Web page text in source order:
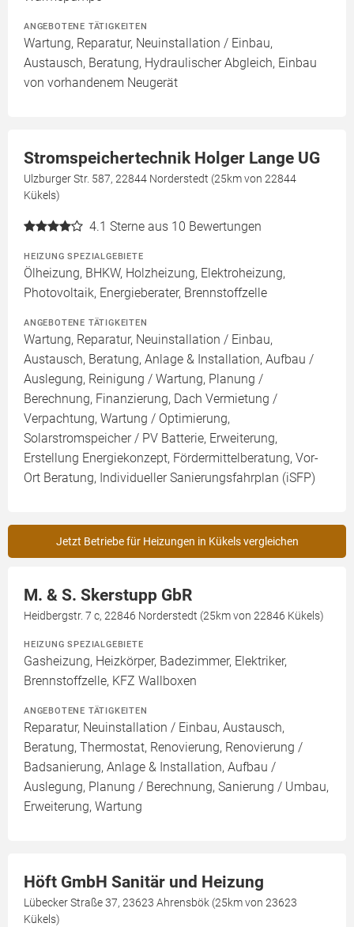
ANGEBOTENE TÄTIGKEITEN
Wartung, Reparatur, Neuinstallation / Einbau,
Austausch, Beratung, Hydraulischer Abgleich, Einbau
von vorhandenem Neugerät
Stromspeichertechnik Holger Lange UG
Ulzburger Str. 587, 22844 Norderstedt (25km von 22844
Kükels)
4.1 Sterne aus 10 Bewertungen
HEIZUNG SPEZIALGEBIETE
Ölheizung, BHKW, Holzheizung, Elektroheizung,
Photovoltaik, Energieberater, Brennstoffzelle
ANGEBOTENE TÄTIGKEITEN
Wartung, Reparatur, Neuinstallation / Einbau,
Austausch, Beratung, Anlage & Installation, Aufbau /
Auslegung, Reinigung / Wartung, Planung /
Berechnung, Finanzierung, Dach Vermietung /
Verpachtung, Wartung / Optimierung,
Solarstromspeicher / PV Batterie, Erweiterung,
Erstellung Energiekonzept, Fördermittelberatung, Vor-
Ort Beratung, Individueller Sanierungsfahrplan (iSFP)
Jetzt Betriebe für Heizungen in Kükels vergleichen
M. & S. Skerstupp GbR
Heidbergstr. 7 c, 22846 Norderstedt (25km von 22846 Kükels)
HEIZUNG SPEZIALGEBIETE
Gasheizung, Heizkörper, Badezimmer, Elektriker,
Brennstoffzelle, KFZ Wallboxen
ANGEBOTENE TÄTIGKEITEN
Reparatur, Neuinstallation / Einbau, Austausch,
Beratung, Thermostat, Renovierung, Renovierung /
Badsanierung, Anlage & Installation, Aufbau /
Auslegung, Planung / Berechnung, Sanierung / Umbau,
Erweiterung, Wartung
Höft GmbH Sanitär und Heizung
Lübecker Straße 37, 23623 Ahrensbök (25km von 23623
Kükels)